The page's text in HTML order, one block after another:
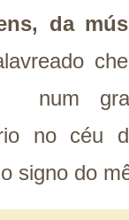
da
num
no céu
signo do